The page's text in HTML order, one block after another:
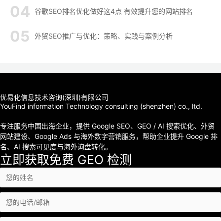
谷歌SEO排名优化做好这4点 有效提升您的网站排名
外贸SEO推广与优化：策略、实践与案例分析
优易化信息技术咨询(深圳)有限公司
YouFind information Technology consulting (shenzhen) co., ltd.
专注服务中国出海企业，提供 Google SEO、GEO / AI 搜索优化、外贸
网站建设、Google Ads 与海外数字营销服务，帮助企业提升 Google 排
名、AI 搜索可见度与海外询盘转化。
立即获取免费 GEO 检测